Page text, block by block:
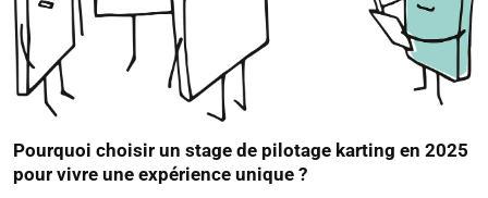
Pourquoi choisir un stage de pilotage karting en 2025
pour vivre une expérience unique ?